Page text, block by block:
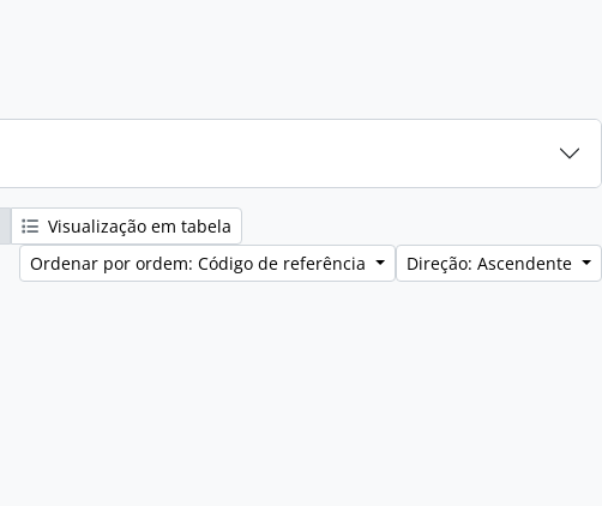
Visualização em tabela
Ordenar por ordem: Código de referência
Direção: Ascendente